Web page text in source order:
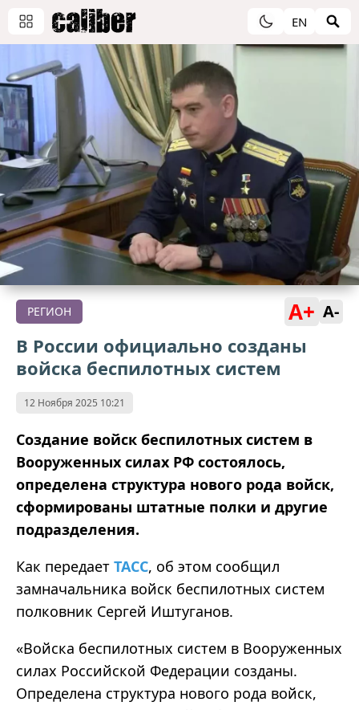
EN
РЕГИОН A+ A-
В России официально созданы
войска беспилотных систем
12 Ноября 2025 10:21
Создание войск беспилотных систем в
Вооруженных силах РФ состоялось,
определена структура нового рода войск,
сформированы штатные полки и другие
подразделения.
Как передает ТАСС, об этом сообщил
замначальника войск беспилотных систем
полковник Сергей Иштуганов.
«Войска беспилотных систем в Вооруженных
силах Российской Федерации созданы.
Определена структура нового рода войск,